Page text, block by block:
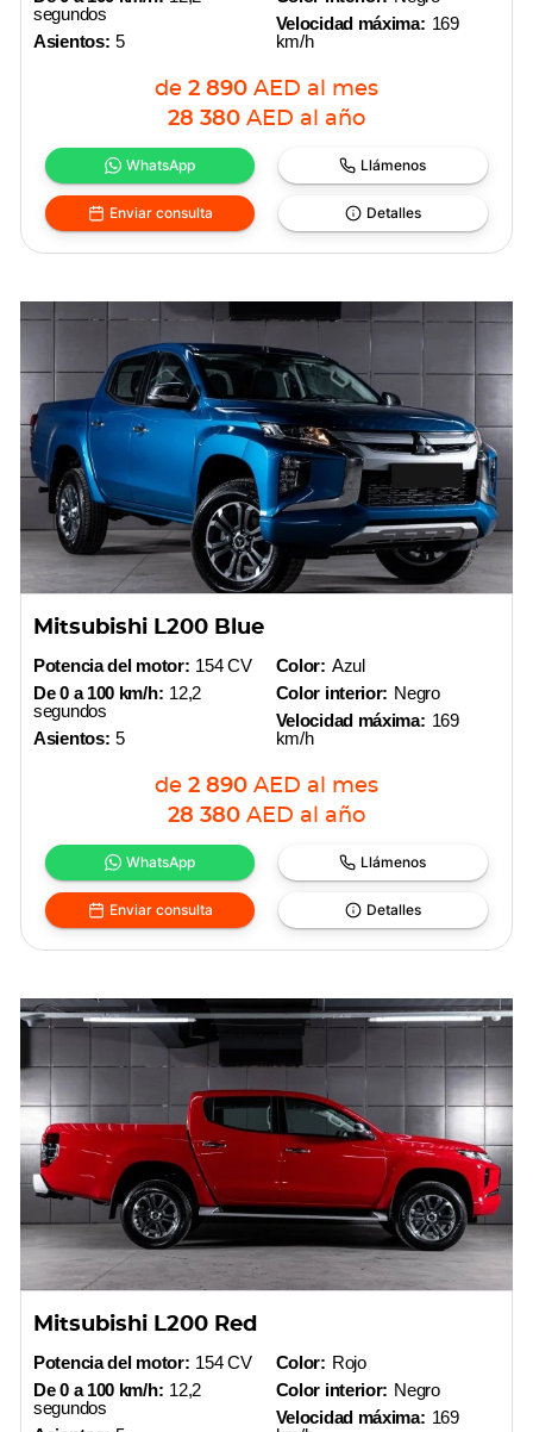
segundos
Asientos: 5
Velocidad máxima: 169
km/h
de 2 890 AED al mes
28 380 AED al año
WhatsApp Llámenos
Enviar consulta Detalles
Mitsubishi L200 Blue
Potencia del motor: 154 CV
De 0 a 100 km/h: 12,2
segundos
Asientos: 5
Color: Azul
Color interior: Negro
Velocidad máxima: 169
km/h
de 2 890 AED al mes
28 380 AED al año
WhatsApp Llámenos
Enviar consulta Detalles
Mitsubishi L200 Red
Potencia del motor: 154 CV
De 0 a 100 km/h: 12,2
segundos
Color: Rojo
Color interior: Negro
Velocidad máxima: 169